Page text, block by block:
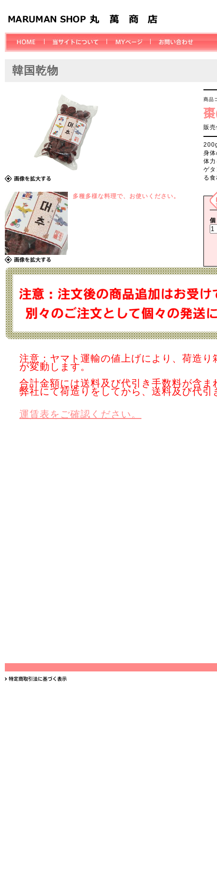
韓国乾物
多種多様な料理で、お使いください。
商品
販
身
体
ゲ
る
注意：ヤマト運輸の値上げにより、荷造
が変動します。
合計金額には送料及び代引き手数料が含ま
弊社にて荷造りをしてから、送料及び代
運賃表をご確認ください。